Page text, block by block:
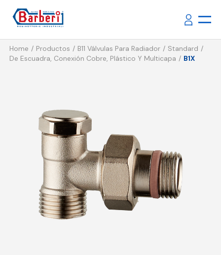
Home Productos B11 Válvulas Para Radiador
Standard
De Escuadra, Conexión Cobre, Plástico Y Multicapa
B1X